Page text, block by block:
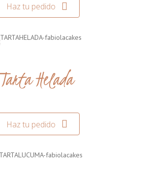
Haz tu pedido
Tarta Helada
Haz tu pedido